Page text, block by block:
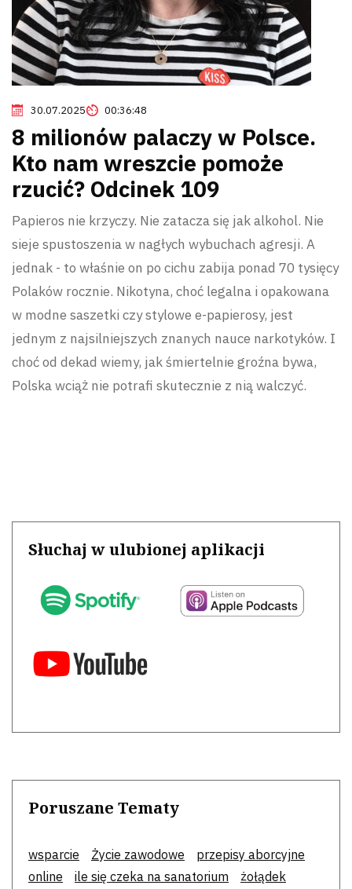
30.07.2025 00:36:48
8 milionów palaczy w Polsce.
Kto nam wreszcie pomoże
rzucić? Odcinek 109
Papieros nie krzyczy. Nie zatacza się jak alkohol. Nie
sieje spustoszenia w nagłych wybuchach agresji. A
jednak - to właśnie on po cichu zabija ponad 70 tysięcy
Polaków rocznie. Nikotyna, choć legalna i opakowana
w modne saszetki czy stylowe e-papierosy, jest
jednym z najsilniejszych znanych nauce narkotyków. I
choć od dekad wiemy, jak śmiertelnie groźna bywa,
Polska wciąż nie potrafi skutecznie z nią walczyć.
Słuchaj w ulubionej aplikacji
Poruszane Tematy
wsparcie Życie zawodowe
przepisy aborcyjne
online
ile się czeka na sanatorium
żołądek